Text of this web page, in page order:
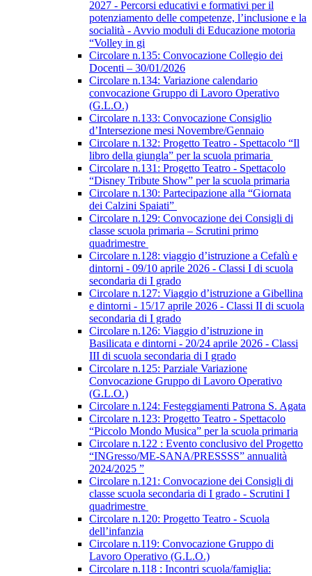
2027 - Percorsi educativi e formativi per il
potenziamento delle competenze, l’inclusione e la
socialità - Avvio moduli di Educazione motoria
“Volley in gi
Circolare n.135: Convocazione Collegio dei
Docenti – 30/01/2026
Circolare n.134: Variazione calendario
convocazione Gruppo di Lavoro Operativo
(G.L.O.)
Circolare n.133: Convocazione Consiglio
d’Intersezione mesi Novembre/Gennaio
Circolare n.132: Progetto Teatro - Spettacolo “Il
libro della giungla” per la scuola primaria
Circolare n.131: Progetto Teatro - Spettacolo
“Disney Tribute Show” per la scuola primaria
Circolare n.130: Partecipazione alla “Giornata
dei Calzini Spaiati”
Circolare n.129: Convocazione dei Consigli di
classe scuola primaria – Scrutini primo
quadrimestre
Circolare n.128: viaggio d’istruzione a Cefalù e
dintorni - 09/10 aprile 2026 - Classi I di scuola
secondaria di I grado
Circolare n.127: Viaggio d’istruzione a Gibellina
e dintorni - 15/17 aprile 2026 - Classi II di scuola
secondaria di I grado
Circolare n.126: Viaggio d’istruzione in
Basilicata e dintorni - 20/24 aprile 2026 - Classi
III di scuola secondaria di I grado
Circolare n.125: Parziale Variazione
Convocazione Gruppo di Lavoro Operativo
(G.L.O.)
Circolare n.124: Festeggiamenti Patrona S. Agata
Circolare n.123: Progetto Teatro - Spettacolo
“Piccolo Mondo Musica” per la scuola primaria
Circolare n.122 : Evento conclusivo del Progetto
“INGresso/ME-SANA/PRESSSS” annualità
2024/2025 ”
Circolare n.121: Convocazione dei Consigli di
classe scuola secondaria di I grado - Scrutini I
quadrimestre
Circolare n.120: Progetto Teatro - Scuola
dell’infanzia
Circolare n.119: Convocazione Gruppo di
Lavoro Operativo (G.L.O.)
Circolare n.118 : Incontri scuola/famiglia: